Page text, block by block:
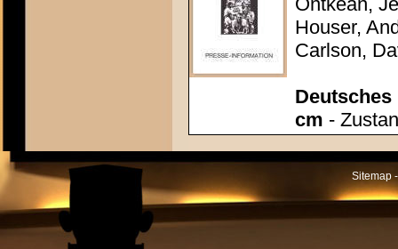
Houser,
Carlson,
Deutsches
cm -
Sitemap